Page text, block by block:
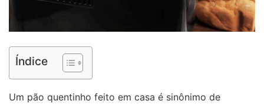
Índice
Um pão quentinho feito em casa é sinônimo de